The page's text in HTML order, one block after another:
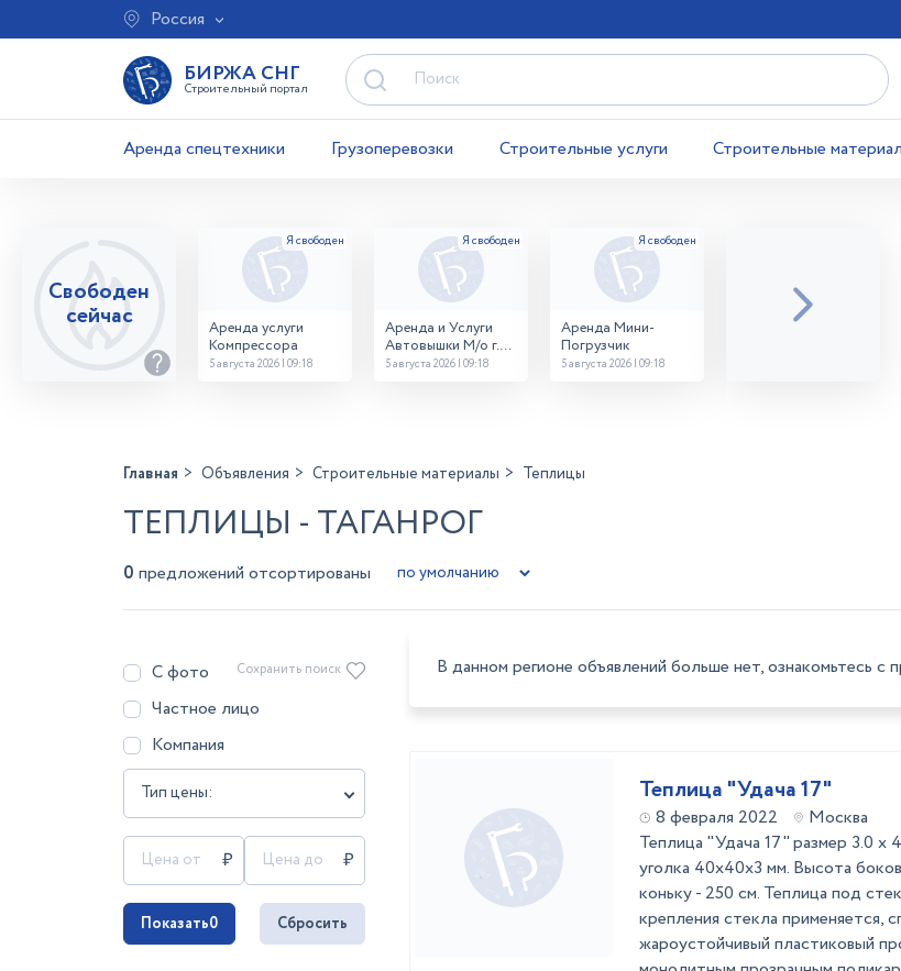
Россия
БИРЖА СНГ
Строительный портал
Аренда спецтехники Грузоперевозки Строительные услуги Строительные
Свободен
сейчас
Аренда услуги
Компрессора
5 августа 2026 | 09:18
Аренда и Услуги
Автовышки М/о г.
Домодедово
5 августа 2026 | 09:18
Аренда Мини-
Погрузчик
5 августа 2026 | 09:18
Главная Объявления Строительные материалы Теплицы
ТЕПЛИЦЫ - ТАГАНРОГ
0 предложений отсортированы
С фото
Частное лицо
Компания
Тип цены:
Сохранить поиск
Показать0 Сбросить
В данном регионе объявлений больше нет, ознакомьтесь с
Теплица "Удача 17"
8 февраля 2022
Москва
Теплица "Удача 17" размер 3.0 х
уголка 40х40х3 мм. Высота
коньку - 250 см. Теплица под
крепления стекла применяется,
жароустойчивый пластиковый